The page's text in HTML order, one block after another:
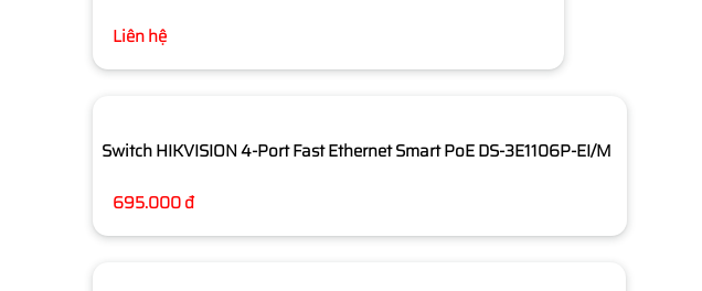
Liên hệ
Switch HIKVISION 4-Port Fast Ethernet Smart PoE DS-3E1106P-EI/M
695.000 đ